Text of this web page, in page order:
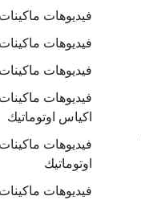
فيديوهات
فيديوهات
فيديوهات
فيديوهات
اكياس اوتوماتيك
فيديوهات
اوتوماتيك
فيديوهات